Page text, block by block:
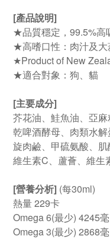
[產品說明]
★品質穩定，99.5%高
★高嗜口性：肉汁及大
★Product of New
★適合對象：狗、貓
[主要成分]
芥花油、鮭魚油、亞麻
乾啤酒酵母、肉類水
旋肉鹼、甲硫氨酸、肌
維生素C、蘆薈、維生
[營養分析] (每30ml)
熱量 229卡
Omega 6(最少) 4245
Omega 3(最少) 2868